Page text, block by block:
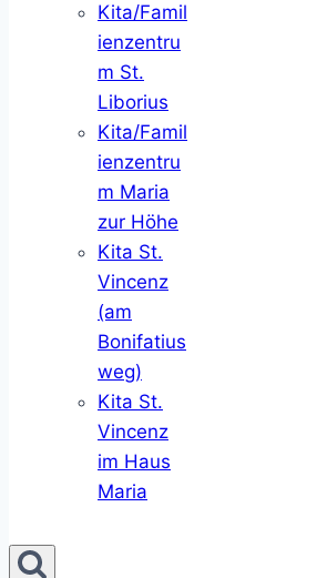
Kita/Famil
ienzentru
m St.
Liborius
Kita/Famil
ienzentru
m Maria
zur Höhe
Kita St.
Vincenz
(am
Bonifatius
weg)
Kita St.
Vincenz
im Haus
Maria